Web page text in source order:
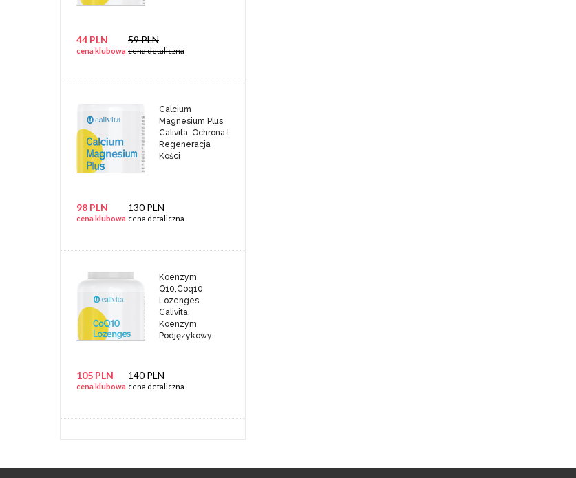
44 PLN
cena klubowa
59 PLN
cena detaliczna
Calcium
Magnesium Plus
Calivita, Ochrona I
Regeneracja
Kości
98 PLN
cena klubowa
130 PLN
cena detaliczna
Koenzym
Q10,Coq10
Lozenges
Calivita,
Koenzym
Podjęzykowy
105 PLN
cena klubowa
140 PLN
cena detaliczna